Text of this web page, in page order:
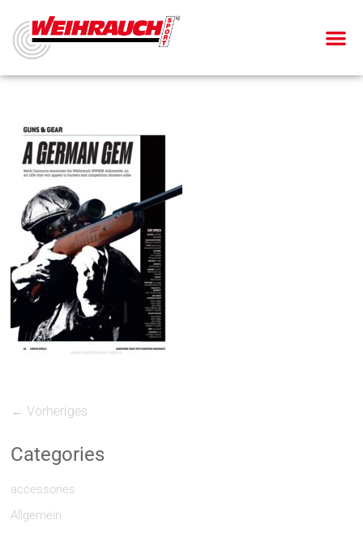
← Vorheriges
Categories
accessories
Allgemein